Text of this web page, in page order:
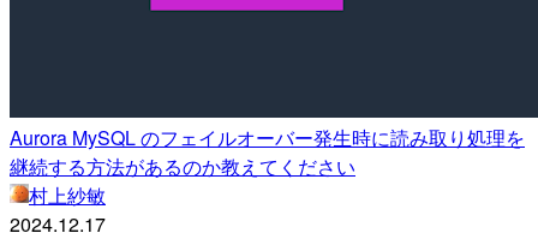
Aurora MySQL のフェイルオーバー発生時に読み取り処理を
継続する方法があるのか教えてください
村上紗敏
2024.12.17